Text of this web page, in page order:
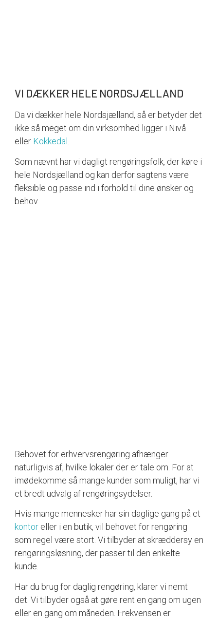
VI DÆKKER HELE NORDSJÆLLAND
Da vi dækker hele Nordsjælland, så er betyder det
ikke så meget om din virksomhed ligger i Nivå
eller Kokkedal
Som nævnt har vi dagligt rengøringsfolk, der køre i
hele Nordsjælland og kan derfor sagtens være
fleksible og passe ind i forhold til dine ønsker og
behov.
Behovet for erhvervsrengøring afhænger
naturligvis af, hvilke lokaler der er tale om. For at
imødekomme så mange kunder som muligt, har vi
et bredt udvalg af rengøringsydelser.
Hvis mange mennesker har sin daglige gang på et
kontor eller i en butik, vil behovet for rengøring
som regel være stort. Vi tilbyder at skræddersy en
rengøringsløsning, der passer til den enkelte
kunde.
Har du brug for daglig rengøring, klarer vi nemt
det. Vi tilbyder også at gøre rent en gang om ugen
eller en gang om måneden. Frekvensen er